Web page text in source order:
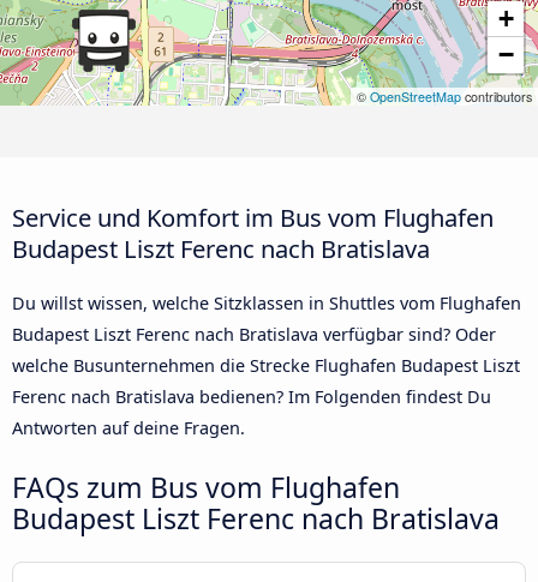
+
−
© OpenStreetMap contributors
Service und Komfort im Bus vom Flughafen
Budapest Liszt Ferenc nach Bratislava
Du willst wissen, welche Sitzklassen in Shuttles vom Flughafen
Budapest Liszt Ferenc nach Bratislava verfügbar sind? Oder
welche Busunternehmen die Strecke Flughafen Budapest Liszt
Ferenc nach Bratislava bedienen? Im Folgenden findest Du
Antworten auf deine Fragen.
FAQs zum Bus vom Flughafen
Budapest Liszt Ferenc nach Bratislava